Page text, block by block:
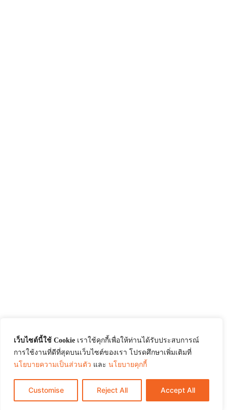
เว็บไซต์นี้ใช้ Cookie เราใช้คุกกี้เพื่อให้ท่านได้รับประสบการณ์
การใช้งานที่ดีที่สุดบนเว็บไซต์ของเรา โปรดศึกษาเพิ่มเติมที่
นโยบายความเป็นส่วนตัว และ นโยบายคุกกี้
Customise Reject All Accept All